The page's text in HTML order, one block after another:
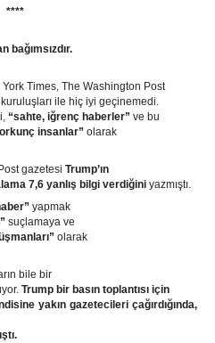
****
bağımsızdır.
Times, The Washington Post
ile hiç iyi geçinemedi.
“sahte, iğrenç haberler” ve bu
insanlar” olarak
gazetesi Trump’ın
7,6 yanlış bilgi verdiğini yazmıştı.
yapmak
suçlamaya ve
olarak
bile bir
Trump bir basın toplantısı için
yakın gazetecileri çağırdığında,